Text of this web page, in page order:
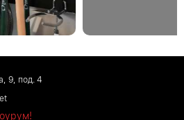
полотенец.
9, под. 4